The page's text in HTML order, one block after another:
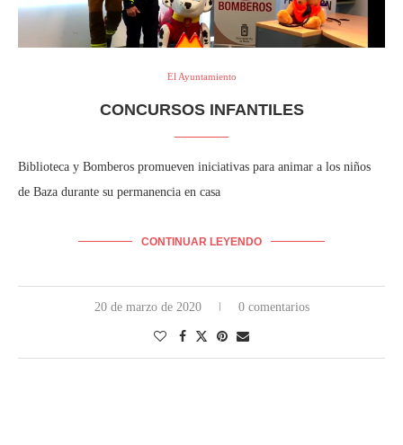
El Ayuntamiento
CONCURSOS INFANTILES
Biblioteca y Bomberos promueven iniciativas para animar a los niños
de Baza durante su permanencia en casa
CONTINUAR LEYENDO
20 de marzo de 2020 0 comentarios